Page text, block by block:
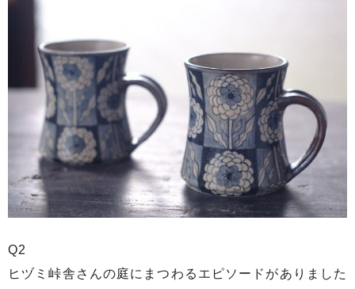
Q2
ヒヅミ峠舎さんの庭にまつわるエピソードがありました